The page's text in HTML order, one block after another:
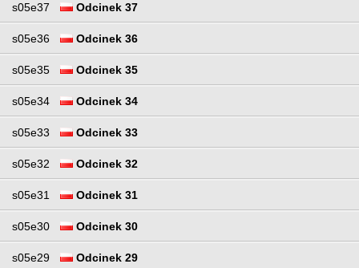
s05e37 Odcinek 37
s05e36 Odcinek 36
s05e35 Odcinek 35
s05e34 Odcinek 34
s05e33 Odcinek 33
s05e32 Odcinek 32
s05e31 Odcinek 31
s05e30 Odcinek 30
s05e29 Odcinek 29